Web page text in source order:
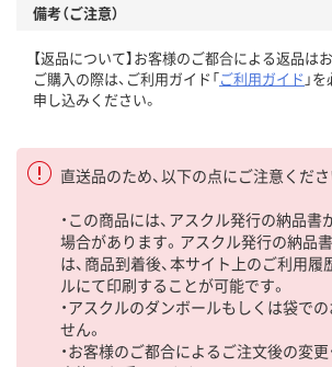
備考（ご注意）
【返品について】お客様のご都合による返品は
ご購入の際は、ご利用ガイド「ご利用ガイド 」
申し込みください。
直送品のため、以下の点にご注意くださ
・この商品には、アスクル発行の納品
場合があります。アスクル発行の納品
は、商品到着後、本サイト上のご利用
ルにて印刷することが可能です。
・アスクルのダンボールもしくは袋で
せん。
・お客様のご都合によるご注文後の変更